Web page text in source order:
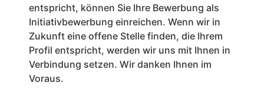
entspricht, können Sie Ihre Bewerbung als
Initiativbewerbung einreichen. Wenn wir in
Zukunft eine offene Stelle finden, die Ihrem
Profil entspricht, werden wir uns mit Ihnen in
Verbindung setzen. Wir danken Ihnen im
Voraus.